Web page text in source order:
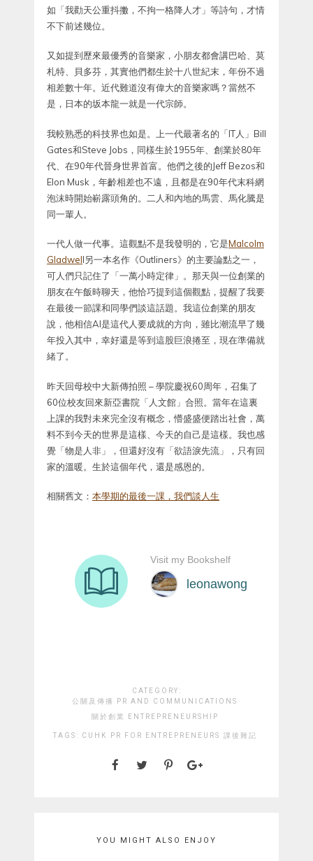
如「我勸天公重抖擻，不拘一格降人才」等詩句，才情
不下前述幾位。
又如提到歷來最優秀的音樂家，小朋友都會講巴哈、莫
札特、貝多芬，其實他們都生於十八世紀末，年份不過
相差數十年。近代難道沒有偉大的音樂家嗎？當然不
是，日本的坂本龍一就是一代宗師。
我較熟悉的科技界也如是。上一代最著名的「IT人」Bill
Gates和Steve Jobs，同樣生於1955年、創業於80年
代、在90年代晉身世界首富。他們之後的Jeff Bezos和
Elon Musk，年齡相差也不遠，且都是在90年代末科網
泡沫時開始嶄露頭角的。二人和內地的馬雲、馬化騰是
同一輩人。
一代人做一代事。這觀點不是我發明的，它是Malcolm
Gladwell另一本名作《Outliners》的主要論點之一，
可人們只記住了「一萬小時定律」。那天與一位創業的
朋友在午飯時聊天，他恰巧提到這個觀點，提醒了我要
在最後一節課和同學們談這話題。我這位創業的朋友
說，他相信AI是這代人要成就的方向，雖比潮流早了幾
年投入其中，幸好還是等到這股巨浪捲至，現在準備就
緒了。
昨天回母校中大新傳拍照 – 學院慶祝60周年，召集了
60位校友回來新亞書院「人文館」合照。當年在這裏
上課的我對未來完全沒有概念，懵盛盛便踏出社會，萬
料不到今天的世界是這樣、今天的自己是這樣。我也感
覺「物是人非」，但還好沒有「欲語淚先流」，只有回
家的溫暖。生於這個年代，還是感恩的。
相關舊文： 本學期的最後一課，我們談人生
CATEGORY:
公關及傳播 PR AND COMMUNICATIONS
關於創業 ENTREPRENEURSHIP
TAGS: CUHK PR FOR ENTREPRENEURS 課後雜記
YOU MIGHT ALSO ENJOY